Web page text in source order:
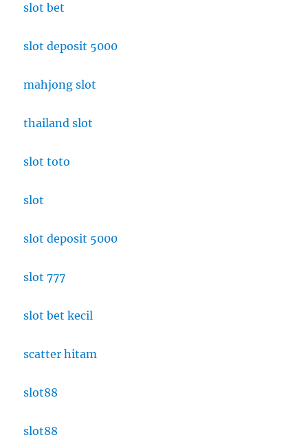
slot bet
slot deposit 5000
mahjong slot
thailand slot
slot toto
slot
slot deposit 5000
slot 777
slot bet kecil
scatter hitam
slot88
slot88